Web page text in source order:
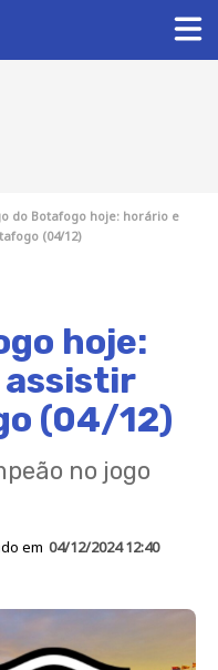
do Botafogo hoje: horário e
(04/12)
hoje:
assistir
(04/12)
no jogo
em 04/12/2024 12:40